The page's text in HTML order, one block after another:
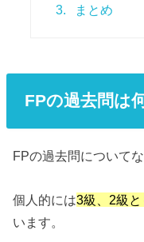
3. まとめ
FPの過去問は
FPの過去問についてな
個人的には3級、2級
います。